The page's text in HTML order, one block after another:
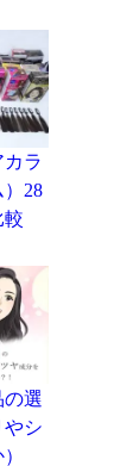
ラ
28
較
の選
やシ